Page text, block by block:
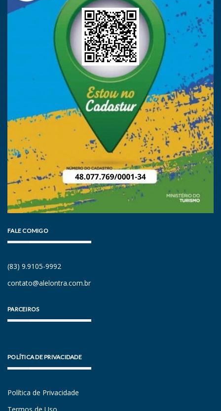
FALE COMIGO
(83) 9.9105-9992
contato@alelontra.com.br
PARCEIROS
POLÍTICA DE PRIVACIDADE
Política de Privacidade
Termos de Uso